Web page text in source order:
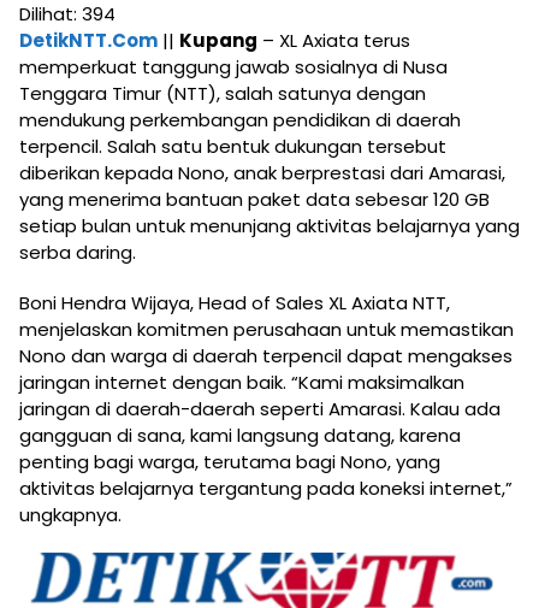
Dilihat: 394
DetikNTT.Com || Kupang – XL Axiata terus
memperkuat tanggung jawab sosialnya di Nusa
Tenggara Timur (NTT), salah satunya dengan
mendukung perkembangan pendidikan di daerah
terpencil. Salah satu bentuk dukungan tersebut
diberikan kepada Nono, anak berprestasi dari Amarasi,
yang menerima bantuan paket data sebesar 120 GB
setiap bulan untuk menunjang aktivitas belajarnya yang
serba daring.
Boni Hendra Wijaya, Head of Sales XL Axiata NTT,
menjelaskan komitmen perusahaan untuk memastikan
Nono dan warga di daerah terpencil dapat mengakses
jaringan internet dengan baik. “Kami maksimalkan
jaringan di daerah-daerah seperti Amarasi. Kalau ada
gangguan di sana, kami langsung datang, karena
penting bagi warga, terutama bagi Nono, yang
aktivitas belajarnya tergantung pada koneksi internet,”
ungkapnya.